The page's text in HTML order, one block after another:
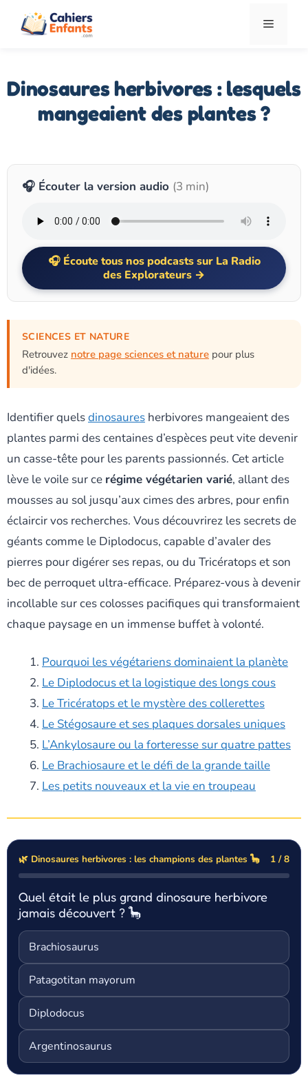
Menu
Dinosaures herbivores : lesquels
mangeaient des plantes ?
🎧 Écouter la version audio (3 min)
Écoute tous nos podcasts sur La Radio
des Explorateurs →
SCIENCES ET NATURE
Retrouvez notre page sciences et nature pour plus
d'idées.
Identifier quelsdinosaures herbivores mangeaient des
plantes parmi des centaines d’espèces peut vite devenir
un casse-tête pour les parents passionnés. Cet article
lève le voile sur ce régime végétarien varié, allant des
mousses au sol jusqu’aux cimes des arbres, pour enfin
éclaircir vos recherches. Vous découvrirez les secrets de
géants comme le Diplodocus, capable d’avaler des
pierres pour digérer ses repas, ou du Tricératops et son
bec de perroquet ultra-efficace. Préparez-vous à devenir
incollable sur ces colosses pacifiques qui transformaient
chaque paysage en un immense buffet à volonté.
Pourquoi les végétariens dominaient la planète
Le Diplodocus et la logistique des longs cous
Le Tricératops et le mystère des collerettes
Le Stégosaure et ses plaques dorsales uniques
L’Ankylosaure ou la forteresse sur quatre pattes
Le Brachiosaure et le défi de la grande taille
Les petits nouveaux et la vie en troupeau
🌿 Dinosaures herbivores : les champions des plantes 🦕 1 / 8
Quel était le plus grand dinosaure herbivore
jamais découvert ? 🦕
Brachiosaurus
Patagotitan mayorum
Diplodocus
Argentinosaurus